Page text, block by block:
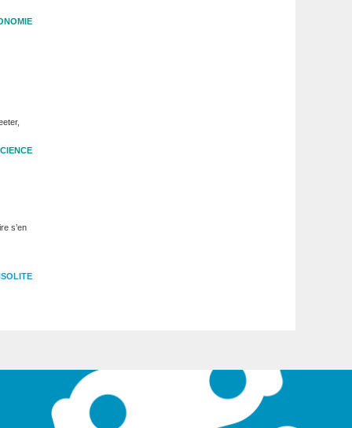
s’en